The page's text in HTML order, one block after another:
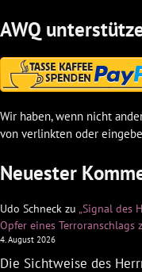
AWQ
Wir haben, wenn nicht
von verlinkten oder
Neuester
Udo Schneck zu „Signal des
Opfer eines Terroranschlags
4. August 2026
Die Sichtweise des